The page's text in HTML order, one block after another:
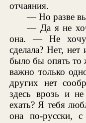
отчаяния.
— Но разве
— Да я не
она. — Не
сделала? Нет,
было бы опять то
важно только
других нет
здесь врозь и
ехать? Я тебя
она по-русски,